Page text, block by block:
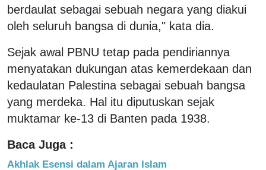
berdaulat sebagai sebuah negara yang diakui
oleh seluruh bangsa di dunia," kata dia.
Sejak awal PBNU tetap pada pendiriannya
menyatakan dukungan atas kemerdekaan dan
kedaulatan Palestina sebagai sebuah bangsa
yang merdeka. Hal itu diputuskan sejak
muktamar ke-13 di Banten pada 1938.
Baca Juga :
Akhlak Esensi dalam Ajaran Islam